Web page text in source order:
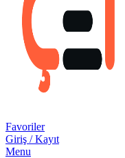
Favoriler
Giriş / Kayıt
Menu